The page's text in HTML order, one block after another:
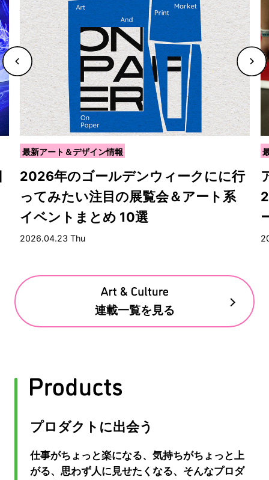
最新アート＆デザイン情報
2026年のゴールデンウィークにに行
ってみたい注目の展覧会＆アート系
イベントまとめ 10選
2026.04.23 Thu
連載一覧を見る
プロダクトに出会う
仕事がちょっと楽になる、気持ちがちょっと上
がる、思わず人に見せたくなる、そんなプロダ